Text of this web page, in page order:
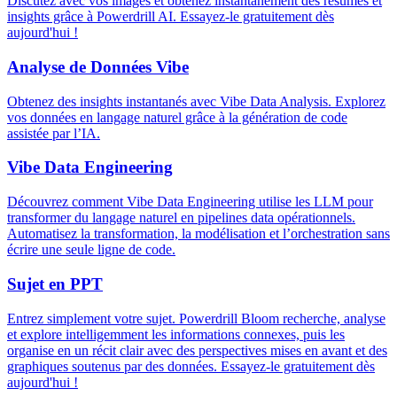
insights grâce à Powerdrill AI. Essayez-le gratuitement dès
aujourd'hui !
Analyse de Données Vibe
Obtenez des insights instantanés avec Vibe Data Analysis. Explorez
vos données en langage naturel grâce à la génération de code
assistée par l’IA.
Vibe Data Engineering
Découvrez comment Vibe Data Engineering utilise les LLM pour
transformer du langage naturel en pipelines data opérationnels.
Automatisez la transformation, la modélisation et l’orchestration sans
écrire une seule ligne de code.
Sujet en PPT
Entrez simplement votre sujet. Powerdrill Bloom recherche, analyse
et explore intelligemment les informations connexes, puis les
organise en un récit clair avec des perspectives mises en avant et des
graphiques soutenus par des données. Essayez-le gratuitement dès
aujourd'hui !